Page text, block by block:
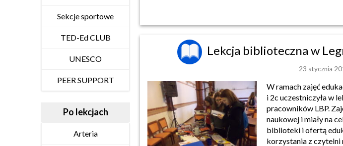
Sekcje sportowe
TED-Ed CLUB
UNESCO
PEER SUPPORT
Po lekcjach
Arteria
Lekcja biblioteczna w
23 stycznia
W ramach zajęć
i 2c uczestniczyła w
pracowników LBP.
naukowej i miały na
biblioteki i ofertą
korzystania z